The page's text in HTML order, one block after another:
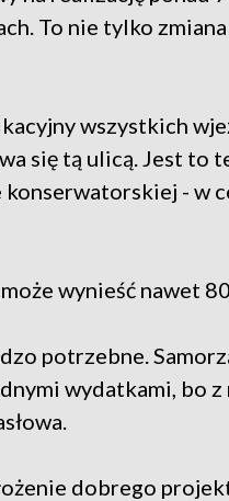
To nie tylko
wszystkich
się tą ulicą. Jest to
- w
wynieść nawet
potrzebne.
wydatkami, bo z
dobrego